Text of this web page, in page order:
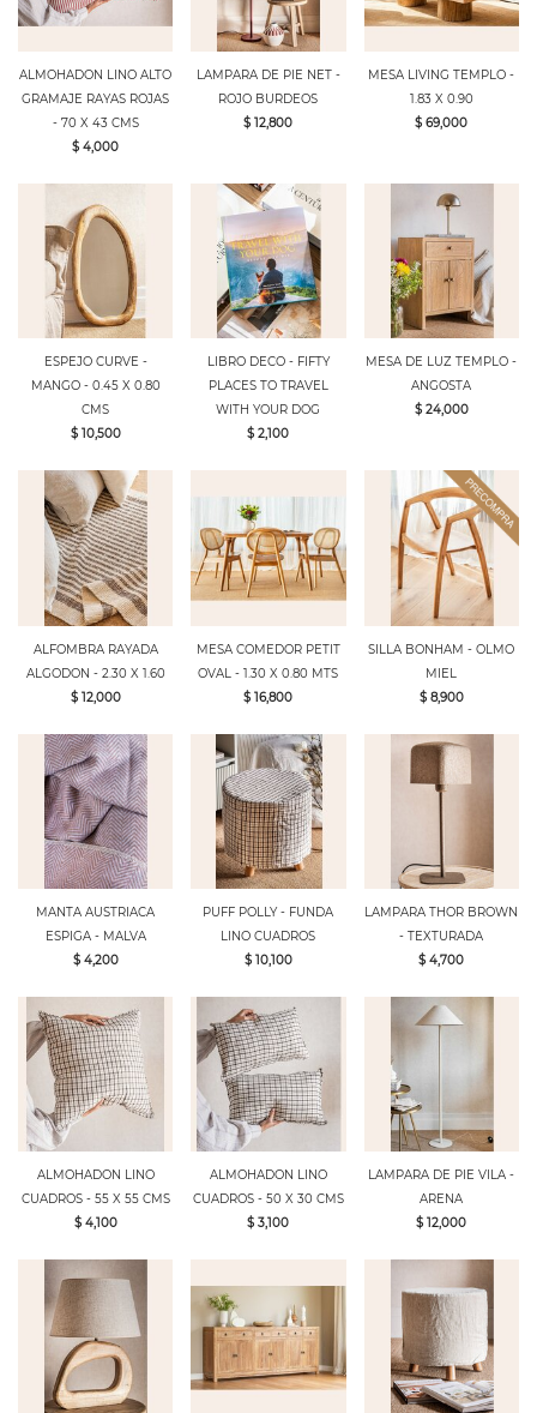
ALMOHADON LINO ALTO
GRAMAJE RAYAS ROJAS
- 70 X 43 CMS
$ 4,000
LAMPARA DE PIE NET -
ROJO BURDEOS
$ 12,800
MESA LIVING TEMPLO -
1.83 X 0.90
$ 69,000
ESPEJO CURVE -
MANGO - 0.45 X 0.80
CMS
$ 10,500
LIBRO DECO - FIFTY
PLACES TO TRAVEL
WITH YOUR DOG
$ 2,100
MESA DE LUZ TEMPLO -
ANGOSTA
$ 24,000
ALFOMBRA RAYADA
ALGODON - 2.30 X 1.60
$ 12,000
MESA COMEDOR PETIT
OVAL - 1.30 X 0.80 MTS
$ 16,800
SILLA BONHAM - OLMO
MIEL
$ 8,900
MANTA AUSTRIACA
ESPIGA - MALVA
$ 4,200
PUFF POLLY - FUNDA
LINO CUADROS
$ 10,100
LAMPARA THOR BROWN
- TEXTURADA
$ 4,700
ALMOHADON LINO
CUADROS - 55 X 55 CMS
$ 4,100
ALMOHADON LINO
CUADROS - 50 X 30 CMS
$ 3,100
LAMPARA DE PIE VILA -
ARENA
$ 12,000